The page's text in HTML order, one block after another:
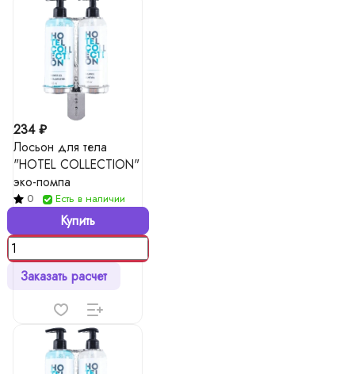
234 ₽
Лосьон для тела
"HOTEL COLLECTION"
эко-помпа
0 Есть в наличии
Купить
Заказать расчет